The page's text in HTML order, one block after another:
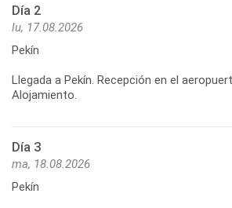
Día 2
lu, 17.08.2026
Pekín
Llegada a Pekín. Recepción en el
Alojamiento.
Día 3
ma, 18.08.2026
Pekín